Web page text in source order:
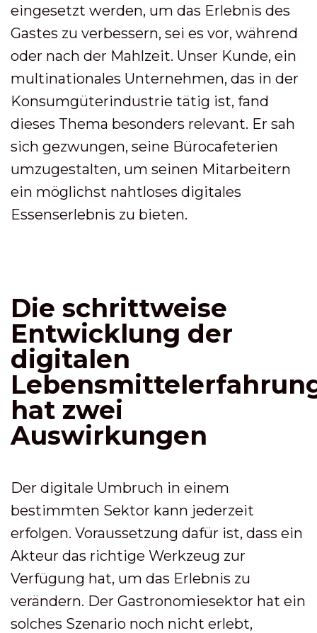
eingesetzt werden, um das Erlebnis des
Gastes zu verbessern, sei es vor, während
oder nach der Mahlzeit. Unser Kunde, ein
multinationales Unternehmen, das in der
Konsumgüterindustrie tätig ist, fand
dieses Thema besonders relevant. Er sah
sich gezwungen, seine Bürocafeterien
umzugestalten, um seinen Mitarbeitern
ein möglichst nahtloses digitales
Essenserlebnis zu bieten.
Die schrittweise
Entwicklung der
digitalen
hat zwei
Auswirkungen
Der digitale Umbruch in einem
bestimmten Sektor kann jederzeit
erfolgen. Voraussetzung dafür ist, dass ein
Akteur das richtige Werkzeug zur
Verfügung hat, um das Erlebnis zu
verändern. Der Gastronomiesektor hat ein
solches Szenario noch nicht erlebt,